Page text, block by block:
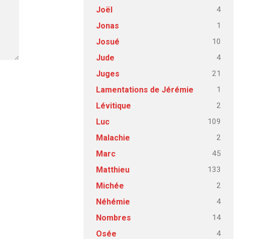
Joël 4
Jonas 1
Josué 10
Jude 4
Juges 21
Lamentations de Jérémie 1
Lévitique 2
Luc 109
Malachie 2
Marc 45
Matthieu 133
Michée 2
Néhémie 4
Nombres 14
Osée 4